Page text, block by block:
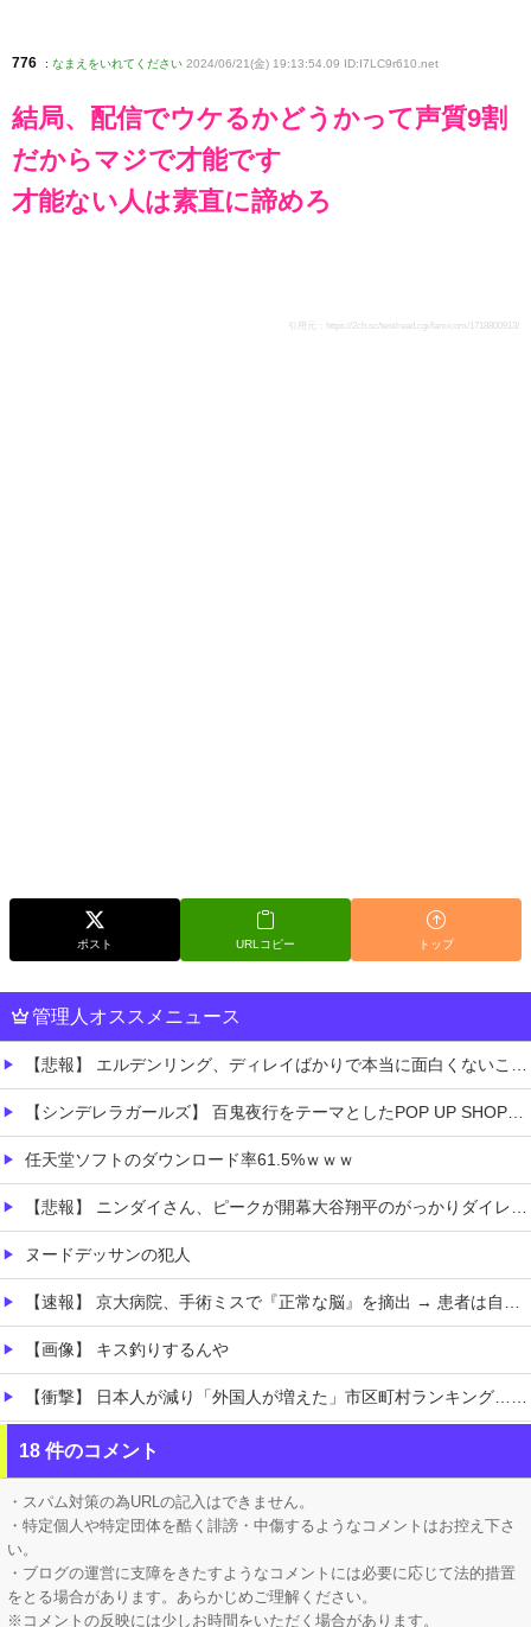
776 : なまえをいれてください 2024/06/21(金) 19:13:54.09 ID:I7LC9r610 .net
結局、配信でウケるかどうかって声質9割
だからマジで才能です
才能ない人は素直に諦めろ
引用元： https://2ch.sc/test/read.cgi/famicom/1718800913/
ポスト URLコピー トップ
管理人オススメニュース
【悲報】 エルデンリング、ディレイばかりで本当に面白くないこのゲーム←賛同の声が多数…
【シンデレラガールズ】 百鬼夜行をテーマとしたPOP UP SHOPが東京・大阪にて開催
任天堂ソフトのダウンロード率61.5%ｗｗｗ
【悲報】 ニンダイさん、ピークが開幕大谷翔平のがっかりダイレクトだったと言われてしまう
ヌードデッサンの犯人
【速報】 京大病院、手術ミスで『正常な脳』を摘出 → 患者は自発呼吸不可能な植物状態に
【画像】 キス釣りするんや
【衝撃】 日本人が減り「外国人が増えた」市区町村ランキング…TOP5がこちらｗｗｗｗｗｗ
【にじさんじ】 サロメちゃんおまんが、ランダム配置の暗証番号入力に敗北「3回失敗しましたわ」
【Vtuber】 中日5位うおおおおおおおおおおおおおおおお
18 件のコメント
・スパム対策の為URLの記入はできません。
・特定個人や特定団体を酷く誹謗・中傷するようなコメントはお控え下さ
い。
・ブログの運営に支障をきたすようなコメントには必要に応じて法的措置
をとる場合があります。あらかじめご理解ください。
※コメントの反映には少しお時間をいただく場合があります。